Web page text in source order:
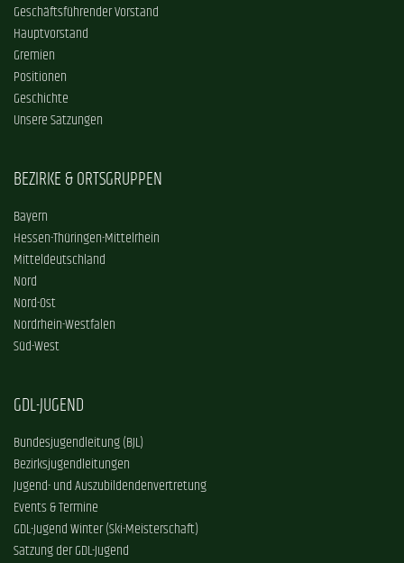
Geschäftsführender Vorstand
Hauptvorstand
Gremien
Positionen
Geschichte
Unsere Satzungen
BEZIRKE & ORTSGRUPPEN
Bayern
Hessen-Thüringen-Mittelrhein
Mitteldeutschland
Nord
Nord-Ost
Nordrhein-Westfalen
Süd-West
GDL-JUGEND
Bundesjugendleitung (BJL)
Bezirksjugendleitungen
Jugend- und Auszubildendenvertretung
Events & Termine
GDL-Jugend Winter (Ski-Meisterschaft)
Satzung der GDL-Jugend